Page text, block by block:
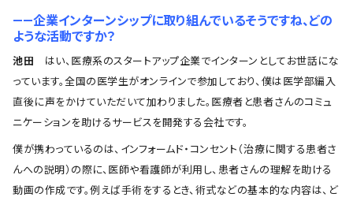
――企業インターンシップに取り組んでいるそうですね、どの
ような活動ですか？
池田 はい、医療系のスタートアップ企業でインターンとしてお世話にな
っています。全国の医学生がオンラインで参加しており、僕は医学部編入
直後に声をかけていただいて加わりました。医療者と患者さんのコミュ
ニケーションを助けるサービスを開発する会社です。
僕が携わっているのは、インフォームド・コンセント（治療に関する患者さ
んへの説明）の際に、医師や看護師が利用し、患者さんの理解を助ける
動画の作成です。例えば手術をするとき、術式などの基本的な内容は、ど